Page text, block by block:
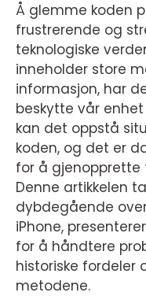
Å glemme koden
frustrerende og
teknologiske
inneholder store
informasjon, har
beskytte vår
kan det oppstå
koden, og det er
for å gjenopprette
Denne artikkelen
dybdegående
iPhone,
for å håndtere
historiske fordeler
metodene.